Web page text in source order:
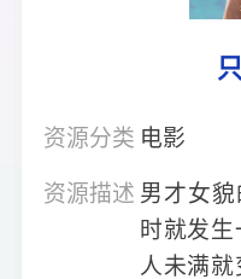
资源分类 电影
资源描述 男才女
时就发
人未满就